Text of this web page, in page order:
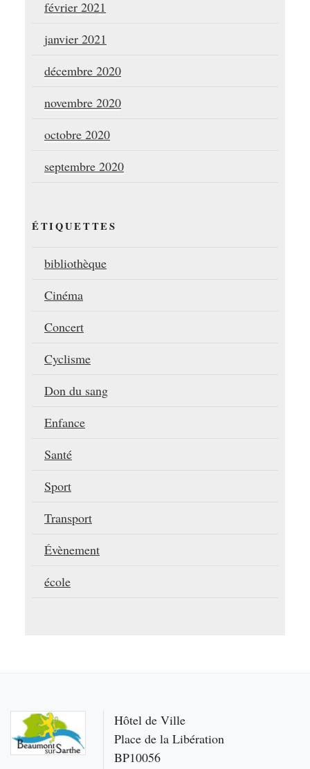
février 2021
janvier 2021
décembre 2020
novembre 2020
octobre 2020
septembre 2020
ÉTIQUETTES
bibliothèque
Cinéma
Concert
Cyclisme
Don du sang
Enfance
Santé
Sport
Transport
Évènement
école
Hôtel de Ville
Place de la Libération
BP10056